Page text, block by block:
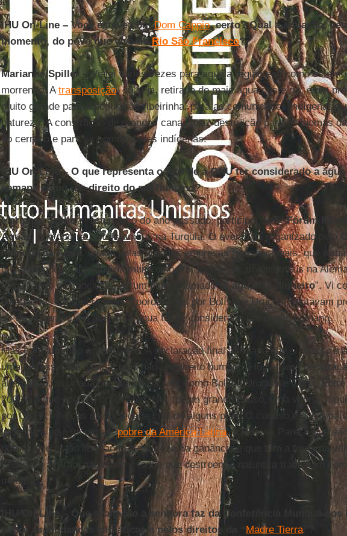
IHU On-Line – Você esteve comDom Cappio, certo? Qual a situação,
momento, do povo que vive doRio São Francisco?
Marianne Spiller – Viajei várias vezes para aquela região e vi como este
morrendo. Atransposição, ou seja, retirada de mais água deste rio, é um
muito grande para a população ribeirinha, para as comunidades indígenas e
natureza. A construção de grandes canais traz destruição para os biomas
do cerrado e para as comunidades indígenas.
IHU On-Line – O que representa o fato de a ONU ter considerado a
semana como um direito do ser humano?
Marianne Spiller – Em março do ano passado, participei do5º Fórum
Águas , que ocorreu em Istambul, na Turquia. O evento foi organizado pelo
Mundial da Água, criado pelas grandes empresas transnacionais, que
o hidronegócio, algo que dá muito dinheiro. Inclusive, amigos meus na
trabalhando na conclusão de um filme chamado “
A água faz dinheiro”. Vi
delegações sul-americanas, coordenadas por Bolívia e Uruguai, tentavam
o Fórum para que o acesso à água fosse considerado um direito humano.
Mas oFórumnão aceitou isso. A declaração final afirmava que o acesso à
uma necessidade básica, mas não um direito humano. Houve uma
alternativa, assinada por alguns países, como Bolívia Uruguai e Cuba. Entre
2009 e o que ocorreu ontem na ONU, foi um grande passo, uma vitória
por ONGs e forças da sociedade civil de alguns país. O curioso é que o
lutou para isso foi o maispobre da América Latina: a Bolívia. Parece que
pobres que estão libertando a natureza da ganância e que têm a força da
Enquanto as transnacionais e todos que destroem a natureza trabalham
mentira.
IHU On-Line – Que avaliação a senhora faz da Conferência Mundial dos
sobre as mudanças climáticas e pelos direitos da “ Madre Tierra”?